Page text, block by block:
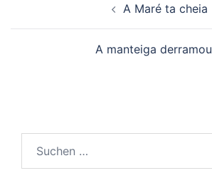
A Maré ta cheia
A manteiga derramou
nach: